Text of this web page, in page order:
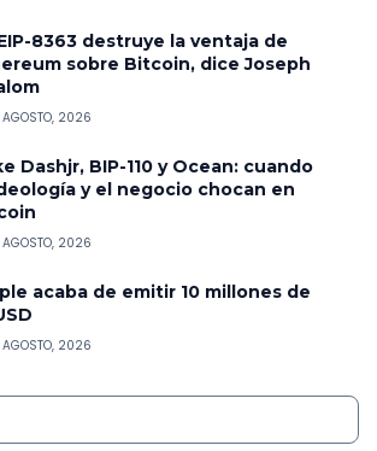
8363 destruye la ventaja de
sobre Bitcoin, dice Joseph
AGOSTO, 2026
Dashjr, BIP-110 y Ocean: cuando
y el negocio chocan en
AGOSTO, 2026
acaba de emitir 10 millones de
AGOSTO, 2026